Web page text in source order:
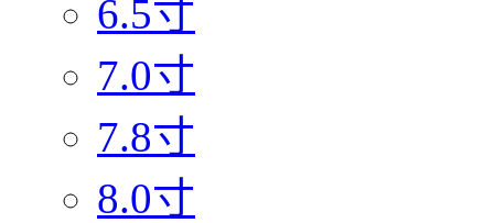
6.5寸
7.0寸
7.8寸
8.0寸